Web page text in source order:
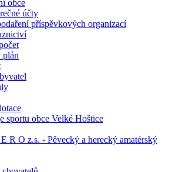
obce
účty
příspěvkových organizací
plán
sportu obce Velké Hoštice
R O z.s. - Pěvecký a herecký amatérský